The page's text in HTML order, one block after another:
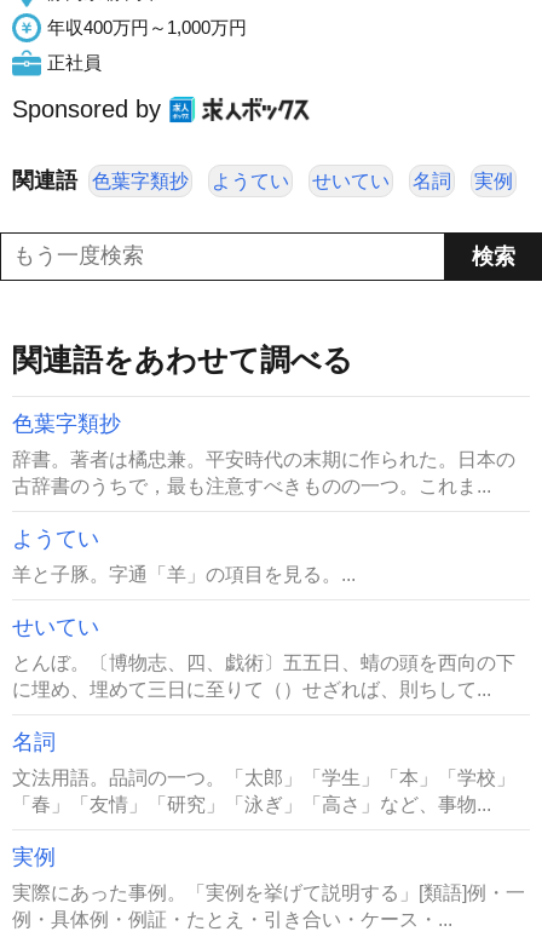
年収400万円～1,000万円
正社員
Sponsored by
関連語 色葉字類抄 ようてい せいてい 名詞 実例
関連語をあわせて調べる
色葉字類抄
辞書。著者は橘忠兼。平安時代の末期に作られた。日本の
古辞書のうちで，最も注意すべきものの一つ。これま...
ようてい
羊と子豚。字通「羊」の項目を見る。...
せいてい
とんぼ。〔博物志、四、戯術〕五五日、蜻の頭を西向の下
に埋め、埋めて三日に至りて（）せざれば、則ちして...
名詞
文法用語。品詞の一つ。「太郎」「学生」「本」「学校」
「春」「友情」「研究」「泳ぎ」「高さ」など、事物...
実例
実際にあった事例。「実例を挙げて説明する」[類語]例・一
例・具体例・例証・たとえ・引き合い・ケース・...